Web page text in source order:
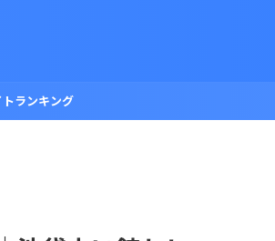
ランキング